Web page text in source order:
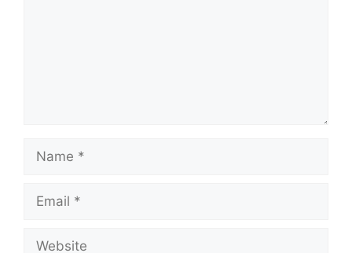
Name
Email
Website